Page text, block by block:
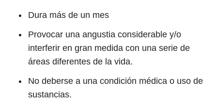
Dura más de un mes
Provocar una angustia considerable y/o
interferir en gran medida con una serie de
áreas diferentes de la vida.
No deberse a una condición médica o uso de
sustancias.